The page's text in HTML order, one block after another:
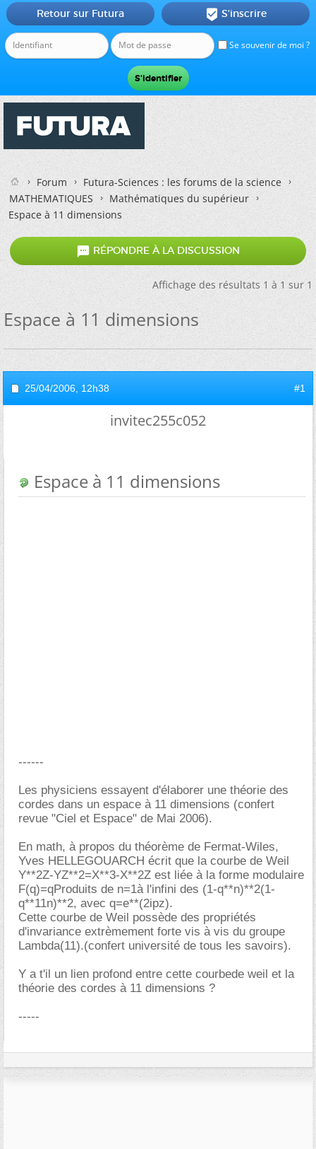
Se souvenir de moi ?
Retour sur Futura  S'inscrire
Forum
Futura-Sciences : les forums de la science
MATHEMATIQUES
Mathématiques du supérieur
Espace à 11 dimensions
 RÉPONDRE À LA DISCUSSION
Affichage des résultats 1 à 1 sur 1
Espace à 11 dimensions
25/04/2006, 12h38 #1
invitec255c052
Espace à 11 dimensions
------
Les physiciens essayent d'élaborer une théorie des
cordes dans un espace à 11 dimensions (confert
revue "Ciel et Espace" de Mai 2006).
En math, à propos du théorème de Fermat-Wiles,
Yves HELLEGOUARCH écrit que la courbe de Weil
Y**2Z-YZ**2=X**3-X**2Z est liée à la forme modulaire
F(q)=qProduits de n=1à l'infini des (1-q**n)**2(1-
q**11n)**2, avec q=e**(2ipz).
Cette courbe de Weil possède des propriétés
d'invariance extrèmement forte vis à vis du groupe
Lambda(11).(confert université de tous les savoirs).
Y a t'il un lien profond entre cette courbede weil et la
théorie des cordes à 11 dimensions ?
-----